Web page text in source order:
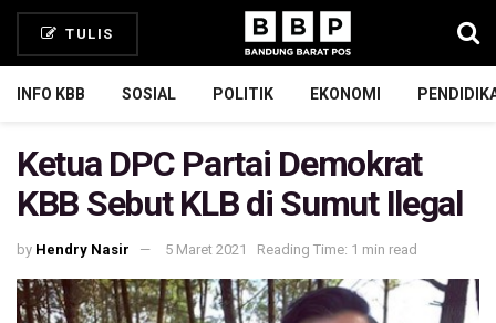
TULIS
INFO KBB SOSIAL POLITIK EKONOMI
Ketua DPC Partai Demokrat
KBB Sebut KLB di Sumut Ilegal
by Hendry Nasir 5 Maret 2021 Reading Time: 1 min read